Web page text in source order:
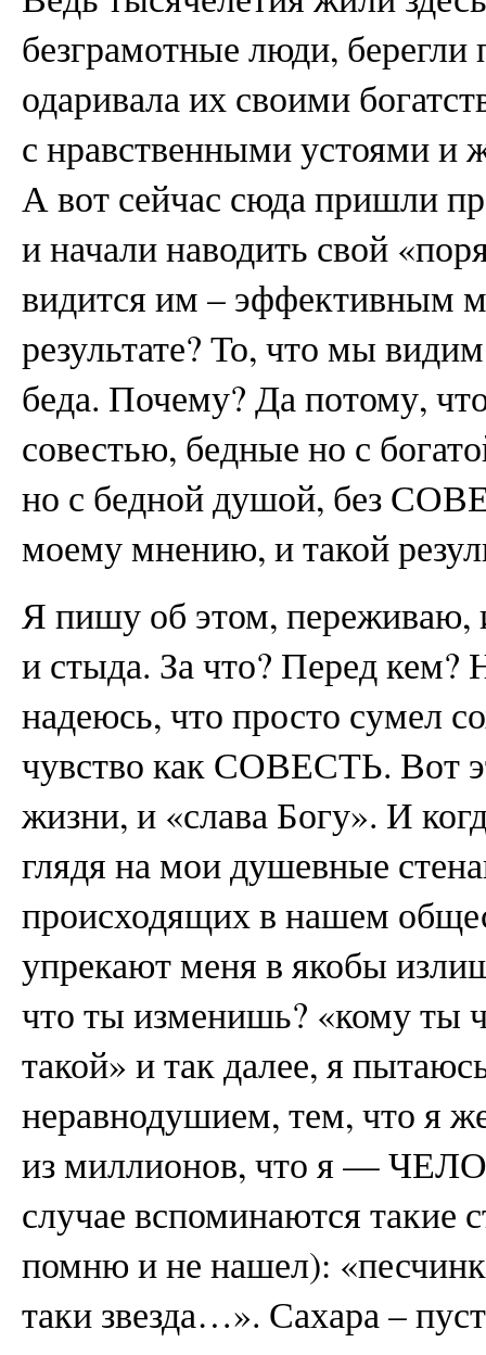
безграмотные люди,
одаривала их своими
с нравственными устоями и
А вот сейчас сюда пришли
и начали наводить свой
видится им – эффективным
результате? То, что мы
беда. Почему? Да потому,
совестью, бедные но с
но с бедной душой, без
моему мнению, и такой
Я пишу об этом, переживаю,
и стыда. За что? Перед
надеюсь, что просто сумел
чувство как СОВЕСТЬ. Вот
жизни, и «слава Богу». И
глядя на мои душевные
происходящих в нашем
упрекают меня в якобы
что ты изменишь? «кому ты
такой» и так далее, я
неравнодушием, тем, что я
из миллионов, что я —
случае вспоминаются такие
помню и не нашел):
таки звезда…». Сахара –